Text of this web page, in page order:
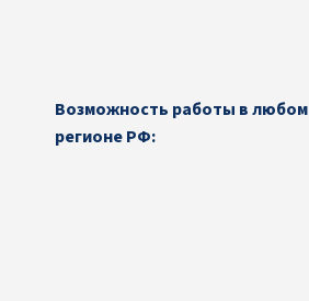
Возможность работы в любом
регионе РФ: